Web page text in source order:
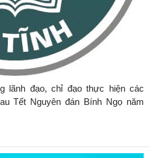
lãnh đạo, chỉ đạo thực hiện các
Tết Nguyên đán Bính Ngọ năm